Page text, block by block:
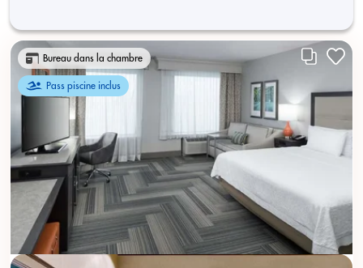
Bureau dans la chambre
Pass piscine inclus